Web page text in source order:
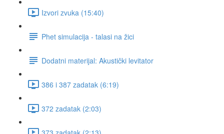
Izvori zvuka (15:40)
Phet simulacija - talasi na žici
Dodatni materijal: Akustički levitator
386 i 387 zadatak (6:19)
372 zadatak (2:03)